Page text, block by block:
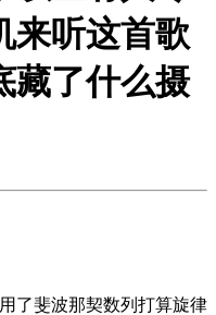
来听这首歌
了什么摄
了斐波那契数列打算旋律